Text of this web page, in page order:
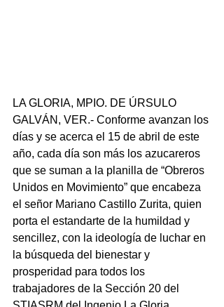
LA GLORIA, MPIO. DE ÚRSULO
GALVÁN, VER.- Conforme avanzan los
días y se acerca el 15 de abril de este
año, cada día son más los azucareros
que se suman a la planilla de “Obreros
Unidos en Movimiento” que encabeza
el señor Mariano Castillo Zurita, quien
porta el estandarte de la humildad y
sencillez, con la ideología de luchar en
la búsqueda del bienestar y
prosperidad para todos los
trabajadores de la Sección 20 del